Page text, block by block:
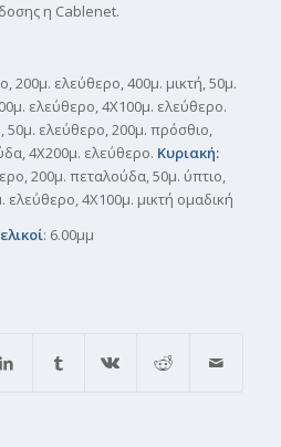
η Cablenet.
200μ. ελεύθερο, 400μ. μικτή, 50μ.
ελεύθερο, 4Χ100μ. ελεύθερο.
50μ. ελεύθερο, 200μ. πρόσθιο,
4Χ200μ. ελεύθερο. Κυριακή:
200μ. πεταλούδα, 50μ. ύπτιο,
ελεύθερο, 4Χ100μ. μικτή ομαδική
: 6.00µµ